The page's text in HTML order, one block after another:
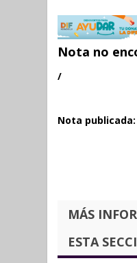
Nota no
/
Nota publicada:
MÁS
ESTA